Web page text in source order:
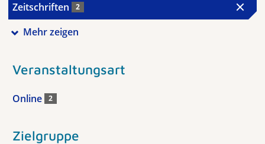
Zeitschriften 2
Mehr zeigen
Veranstaltungsart
Online 2
Zielgruppe